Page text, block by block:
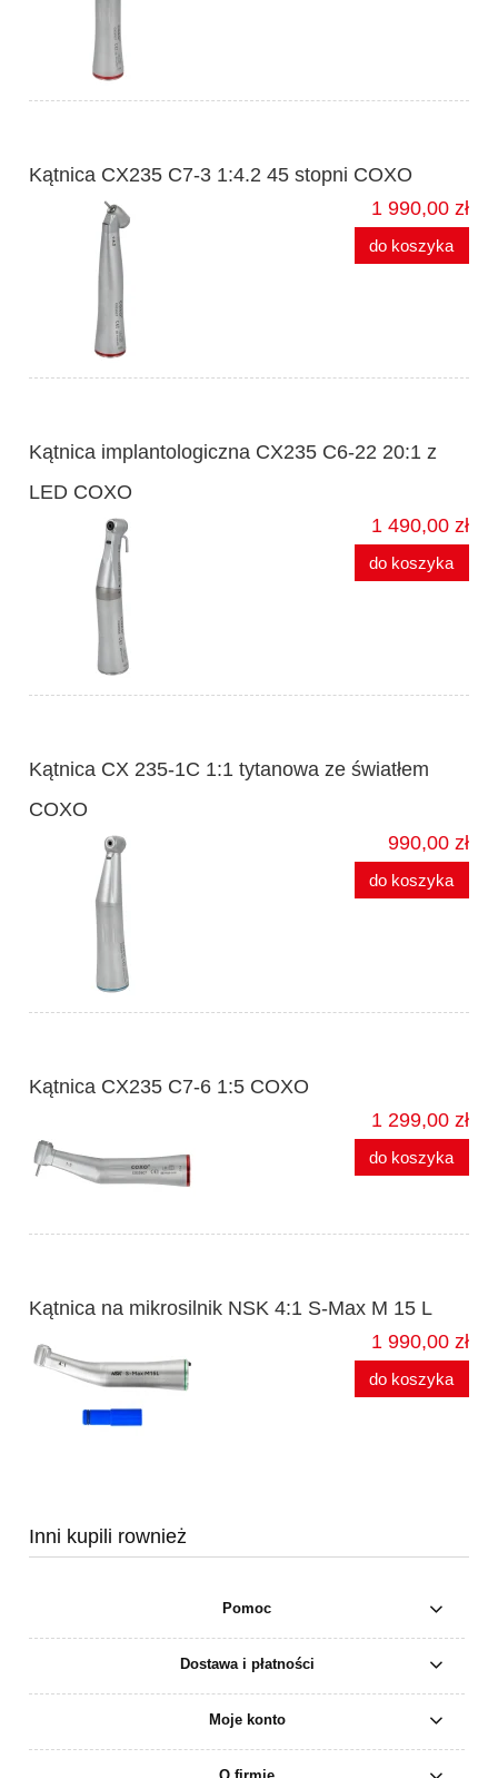
Kątnica CX235 C7-3 1:4.2 45 stopni COXO
1 990,00 zł
do koszyka
Kątnica implantologiczna CX235 C6-22 20:1 z
LED COXO
1 490,00 zł
do koszyka
Kątnica CX 235-1C 1:1 tytanowa ze światłem
COXO
990,00 zł
do koszyka
Kątnica CX235 C7-6 1:5 COXO
1 299,00 zł
do koszyka
Kątnica na mikrosilnik NSK 4:1 S-Max M 15 L
1 990,00 zł
do koszyka
Inni kupili rownież
Pomoc
Dostawa i płatności
Moje konto